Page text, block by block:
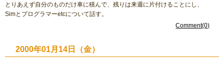
とりあえず自分のものだけ車に積んで、残りは来週に片付けることにし、
Simとプログラマーetcについて話す。
Comment(0)
2000年01月14日（金）